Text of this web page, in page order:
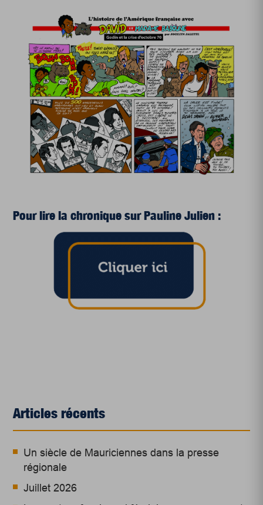
Pour lire la chronique sur Pauline Julien :
Articles récents
Un siècle de Mauriciennes dans la presse
régionale
Juillet 2026